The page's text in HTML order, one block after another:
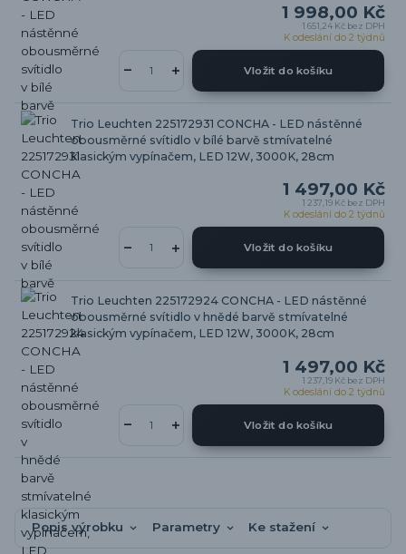
1 998,00 Kč
1 651,24 Kč bez DPH
K odeslání do 2 týdnů
Vložit do košíku
Trio Leuchten 225172931 CONCHA - LED nástěnné
obousměrné svítidlo v bílé barvě stmívatelné
klasickým vypínačem, LED 12W, 3000K, 28cm
1 497,00 Kč
1 237,19 Kč bez DPH
K odeslání do 2 týdnů
Vložit do košíku
Trio Leuchten 225172924 CONCHA - LED nástěnné
obousměrné svítidlo v hnědé barvě stmívatelné
klasickým vypínačem, LED 12W, 3000K, 28cm
1 497,00 Kč
1 237,19 Kč bez DPH
K odeslání do 2 týdnů
Vložit do košíku
Popis výrobku Parametry Ke stažení